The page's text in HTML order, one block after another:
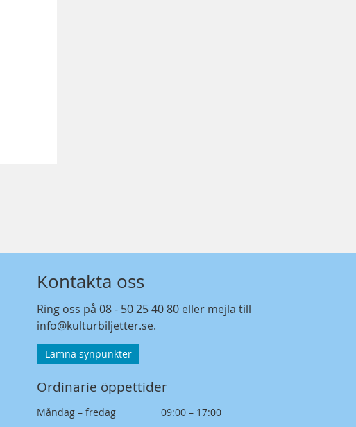
Kontakta oss
Ring oss på08 - 50 25 40 80 eller mejla till
info@kulturbiljetter.se.
Lämna synpunkter
Ordinarie öppettider
Måndag – fredag 09:00 – 17:00